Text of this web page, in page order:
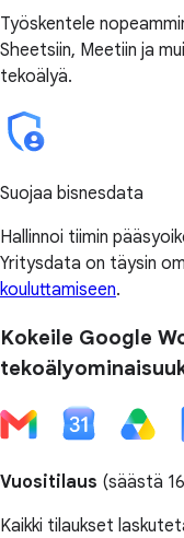
Työskentele
Sheetsiin, Meetiin ja
tekoälyä.
Suojaa bisnesdata
Hallinnoi tiimin
Yritysdata on täysin
kouluttamiseen.
Kokeile Google
Vuositilaus (säästä
Kaikki tilaukset